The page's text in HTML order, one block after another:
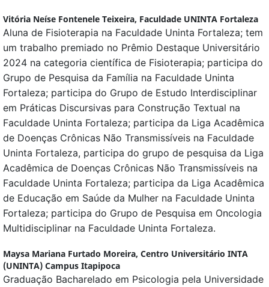
Vitória Neíse Fontenele Teixeira, Faculdade UNINTA Fortaleza
Aluna de Fisioterapia na Faculdade Uninta Fortaleza; tem
um trabalho premiado no Prêmio Destaque Universitário
2024 na categoria científica de Fisioterapia; participa do
Grupo de Pesquisa da Família na Faculdade Uninta
Fortaleza; participa do Grupo de Estudo Interdisciplinar
em Práticas Discursivas para Construção Textual na
Faculdade Uninta Fortaleza; participa da Liga Acadêmica
de Doenças Crônicas Não Transmissíveis na Faculdade
Uninta Fortaleza, participa do grupo de pesquisa da Liga
Acadêmica de Doenças Crônicas Não Transmissíveis na
Faculdade Uninta Fortaleza; participa da Liga Acadêmica
de Educação em Saúde da Mulher na Faculdade Uninta
Fortaleza; participa do Grupo de Pesquisa em Oncologia
Multidisciplinar na Faculdade Uninta Fortaleza.
Maysa Mariana Furtado Moreira, Centro Universitário INTA
(UNINTA) Campus Itapipoca
Graduação Bacharelado em Psicologia pela Universidade